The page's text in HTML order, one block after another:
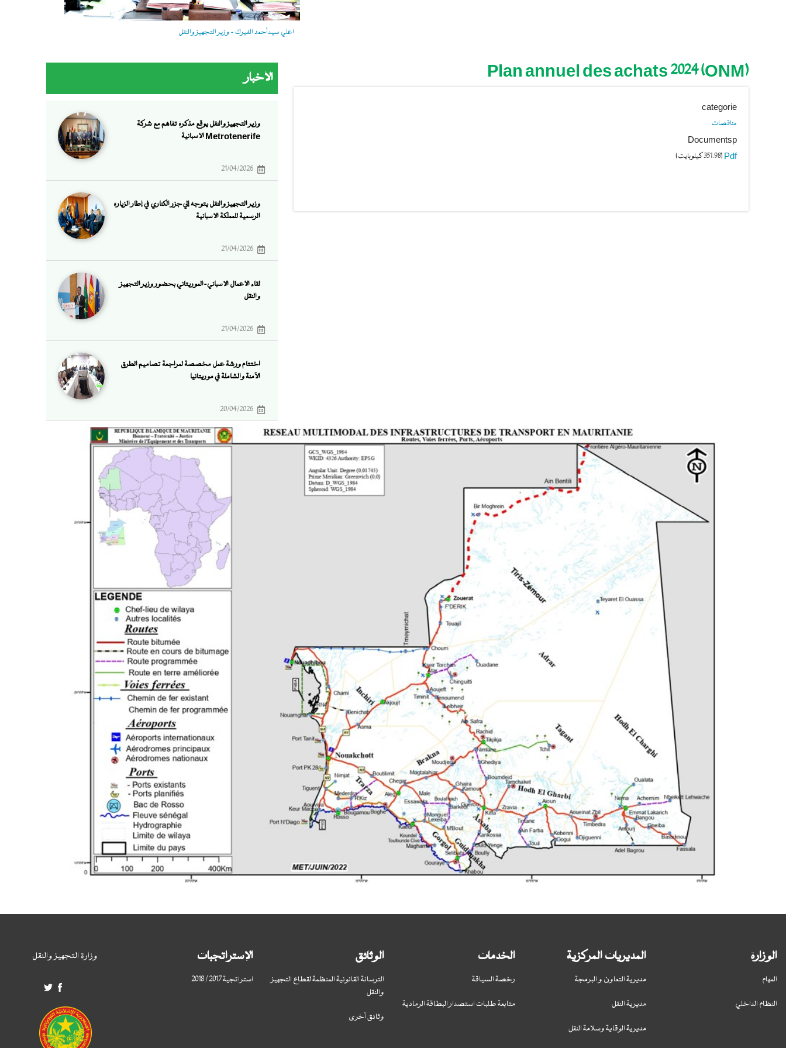
اعلي سيدأحمد الفيرك - وزير التجهيز والنقل
Plan annuel des achats 2024 (ONM)
categorie
مناقصات
Documentsp
Pdf (351.98 كيلوبايت)
الأخبار
وزير التجهيز والنقل يوقع مذكرة تفاهم مع شركة
Metrotenerife الإسبانية
21/04/2026
وزير التجهيز والنقل يتوجه إلي جزر الكناري في إطار الزيارة
الرسمية للمملكة الإسبانية
21/04/2026
لقاء الأعمال الإسباني-الموريتاني بحضور وزير التجهيز
والنقل
21/04/2026
اختتام ورشة عمل مخصصة لمراجعة تصاميم الطرق
الآمنة والشاملة في موريتانيا
20/04/2026
وزارة التجهيز والنقل الإستراتجبات
استراتجية 2017 / 2018
الوثائق
الترسانة القانونية المنظمة لقطاع التجهيز
والنقل
وثائق أخرى
الخدمات
رخصة السياقة
متابعة طلبات استصدار البطاقة الرمادية
المديريات المركزية
مديرية التعاون و البرمجة
مديرية النقل
مديرية الوقاية وسلامة النقل
الوزارة
المهام
النظام الداخلي